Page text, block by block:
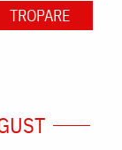
TROPARE